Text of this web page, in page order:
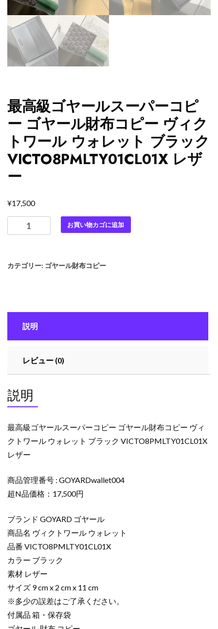
最高級ゴヤールスーパーコピ
ー ゴヤール財布コピー ヴィク
トワール ウォレット ブラック
VICTO8PMLTY01CL01X レザ
ー
¥17,500
高
ヤ
ー
ー
ー
ヤ
ー
財
布
コ
ー
ヴ
ク
ト
ワ
ー
ル
ウ
ォ
レ
ト
お買い物カゴに追加
カテゴリー: ゴヤール財布コピー
説明
レビュー (0)
説明
最高級ゴヤールスーパーコピー ゴヤール財布コピー ヴィ
クトワール ウォレット ブラック VICTO8PMLTY01CL01X
レザー
商品管理番号 : GOYARDwallet004
超N品価格：17,500円
ブランド GOYARD ゴヤール
商品名 ヴィクトワール ウォレット
品番 VICTO8PMLTY01CL01X
カラー ブラック
素材 レザー
サイズ 9 cm x 2 cm x 11 cm
※多少の誤差はご了承ください。
付属品 箱・保存袋